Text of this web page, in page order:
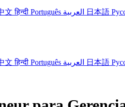
文हिन्दी Português 日本語
文हिन्दी Português 日本語